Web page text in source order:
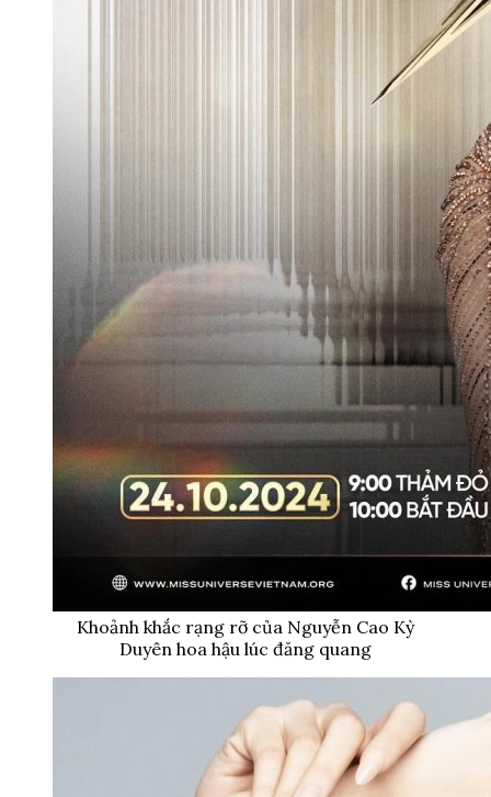
Khoảnh khắc rạng rỡ của Nguyễn Cao Kỳ
Duyên hoa hậu lúc đăng quang